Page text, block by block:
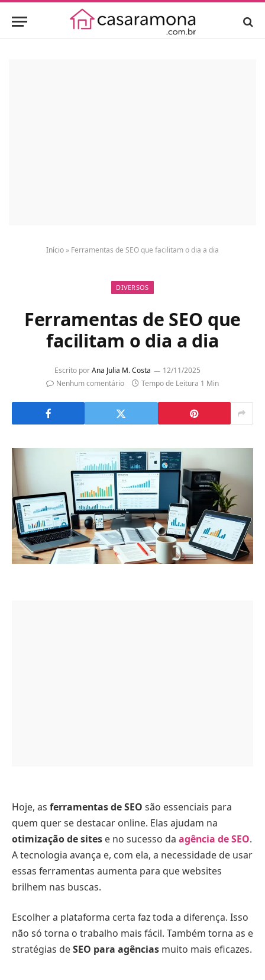
Início » Ferramentas de SEO que facilitam o dia a dia
DIVERSOS
Ferramentas de SEO que
facilitam o dia a dia
Escrito por Ana Julia M. Costa
12/11/2025
Nenhum comentário
Tempo de Leitura 1 Min
Hoje, as ferramentas de SEO são essenciais para
quem quer se destacar online. Elas ajudam na
otimização de sites e no sucesso da agência de SEO.
A tecnologia avança e, com ela, a necessidade de usar
essas ferramentas aumenta para que websites
brilhem nas buscas.
Escolher a plataforma certa faz toda a diferença. Isso
não só torna o trabalho mais fácil. Também torna as e
stratégias deSEO para agências muito mais eficazes.